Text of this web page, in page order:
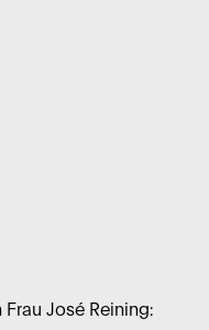
José Reining: